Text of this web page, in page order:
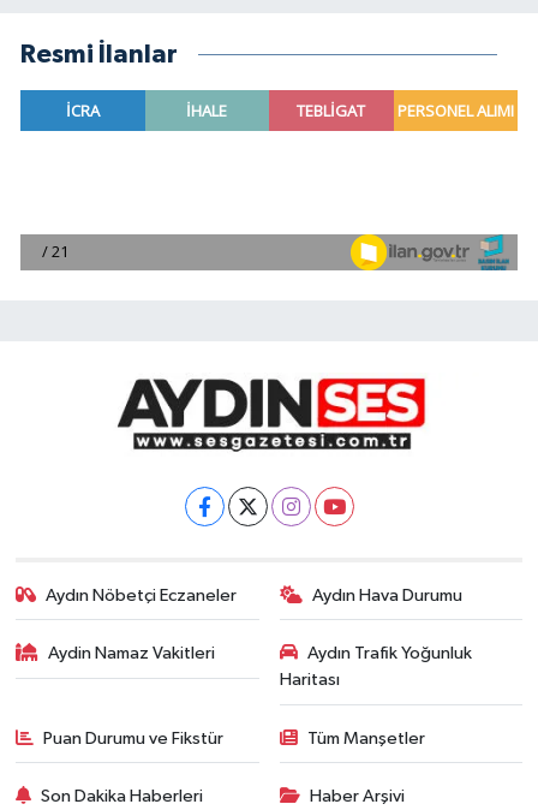
Resmi İlanlar
Aydın Nöbetçi Eczaneler Aydın Hava Durumu
Aydin Namaz Vakitleri
Aydın Trafik Yoğunluk
Haritası
Puan Durumu ve Fikstür Tüm Manşetler
Son Dakika Haberleri Haber Arşivi